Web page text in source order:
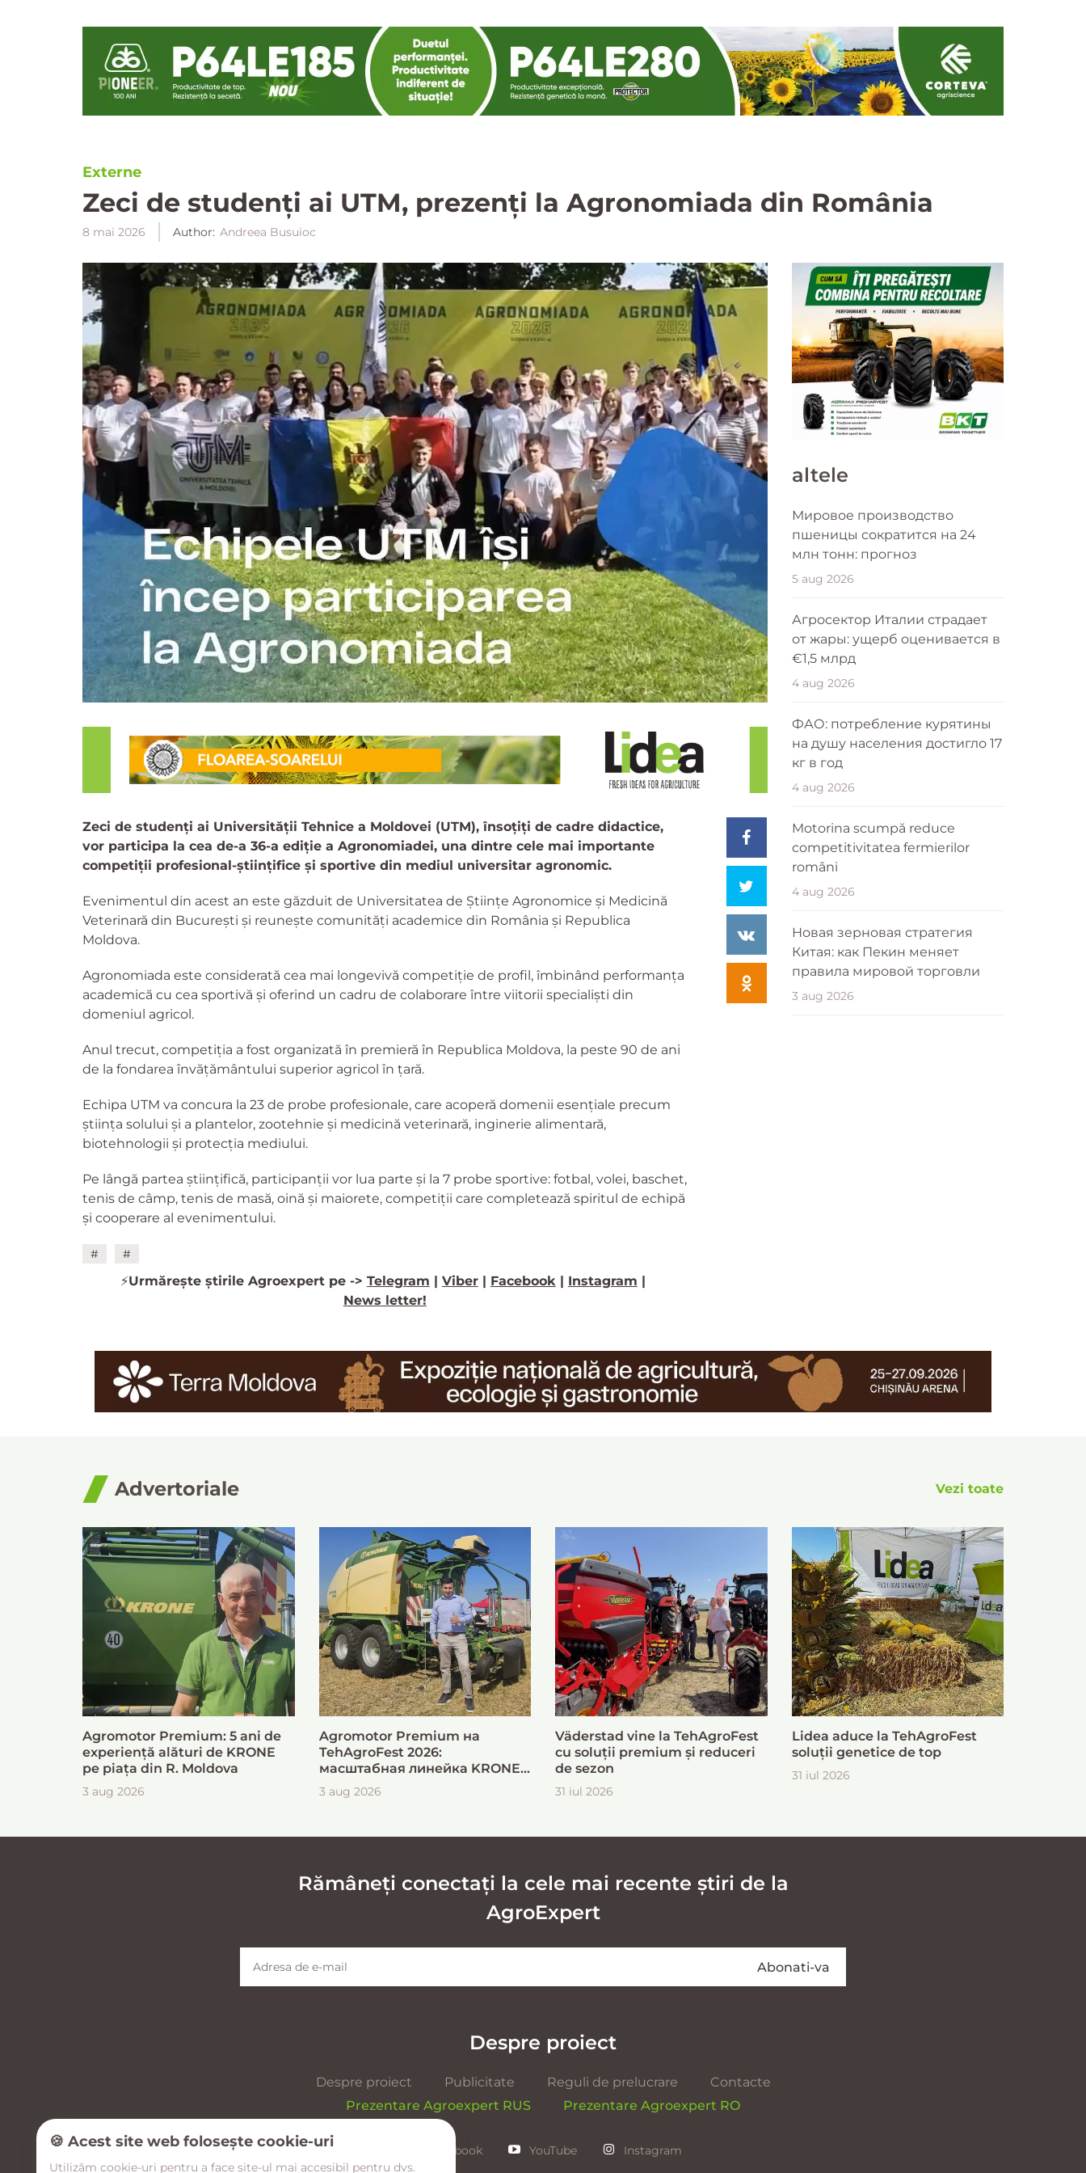
Externe
Zeci de studenți ai UTM, prezenți la Agronomiada din România
8 mai 2026 Author: Andreea Busuioc
Zeci de studenți ai Universității Tehnice a Moldovei (UTM), însoțiți de cadre didactice,
vor participa la cea de-a 36-a ediție a Agronomiadei, una dintre cele mai importante
competiții profesional-științifice și sportive din mediul universitar agronomic.
Evenimentul din acest an este găzduit de Universitatea de Științe Agronomice și Medicină
Veterinară din București și reunește comunități academice din România și Republica
Moldova.
Agronomiada este considerată cea mai longevivă competiție de profil, îmbinând performanța
academică cu cea sportivă și oferind un cadru de colaborare între viitorii specialiști din
domeniul agricol.
Anul trecut, competiția a fost organizată în premieră în Republica Moldova, la peste 90 de ani
de la fondarea învățământului superior agricol în țară.
Echipa UTM va concura la 23 de probe profesionale, care acoperă domenii esențiale precum
știința solului și a plantelor, zootehnie și medicină veterinară, inginerie alimentară,
biotehnologii și protecția mediului.
Pe lângă partea științifică, participanții vor lua parte și la 7 probe sportive: fotbal, volei, baschet,
tenis de câmp, tenis de masă, oină și maiorete, competiții care completează spiritul de echipă
și cooperare al evenimentului.
# #
⚡️Urmărește știrile Agroexpert pe -> Telegram | Viber| Facebook | Instagram |
News letter!
altele
Мировое производство
пшеницы сократится на 24
млн тонн: прогноз
5 aug 2026
Агросектор Италии страдает
от жары: ущерб оценивается в
€1,5 млрд
4 aug 2026
ФАО: потребление курятины
на душу населения достигло 17
кг в год
4 aug 2026
Motorina scumpă reduce
competitivitatea fermierilor
români
4 aug 2026
Новая зерновая стратегия
Китая: как Пекин меняет
правила мировой торговли
3 aug 2026
Advertoriale Vezi toate
Agromotor Premium: 5 ani de
experiență alături de KRONE
pe piața din R. Moldova
3 aug 2026
Agromotor Premium на
TehAgroFest 2026:
масштабная линейка KRONE
для быстрой и эффективной
заготовки кормов
3 aug 2026
Väderstad vine la TehAgroFest
cu soluții premium și reduceri
de sezon
31 iul 2026
Lidea aduce la TehAgroFest
soluții genetice de top
31 iul 2026
Rămâneți conectați la cele mai recente știri de la
AgroExpert
Despre proiect
Despre proiect Publicitate Reguli de prelucrare
Contacte
Prezentare Agroexpert RUS
Prezentare Agroexpert RO
Facebook YouTube Instagram
🍪 Acest site web folosește cookie-uri
Utilizăm cookie-uri pentru a face site-ul mai accesibil pentru dvs.